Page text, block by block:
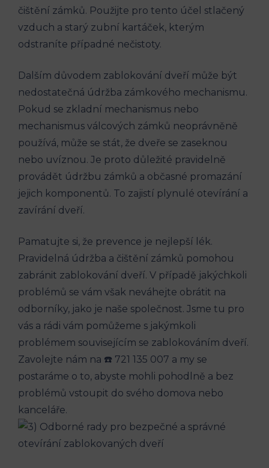
čištění zámků. Použijte pro tento účel stlačený
vzduch a starý zubní kartáček, kterým
odstraníte případné nečistoty.
Dalším důvodem zablokování dveří může být
nedostatečná údržba zámkového mechanismu.
Pokud se zkladní mechanismus nebo
mechanismus válcových zámků neoprávněně
používá, může se stát, že dveře se zaseknou
nebo uvíznou. Je proto důležité pravidelně
provádět údržbu zámků a občasné promazání
jejich komponentů. To zajistí plynulé otevírání a
zavírání dveří.
Pamatujte si, že prevence je nejlepší lék.
Pravidelná údržba a čištění zámků pomohou
zabránit zablokování dveří. V případě jakýchkoli
problémů se vám však neváhejte obrátit na
odborníky, jako je naše společnost. Jsme tu pro
vás a rádi vám pomůžeme s jakýmkoli
problémem souvisejícím se zablokováním dveří.
Zavolejte nám na ☎️ 721 135 007 a my se
postaráme o to, abyste mohli pohodlně a bez
problémů vstoupit do svého domova nebo
kanceláře.